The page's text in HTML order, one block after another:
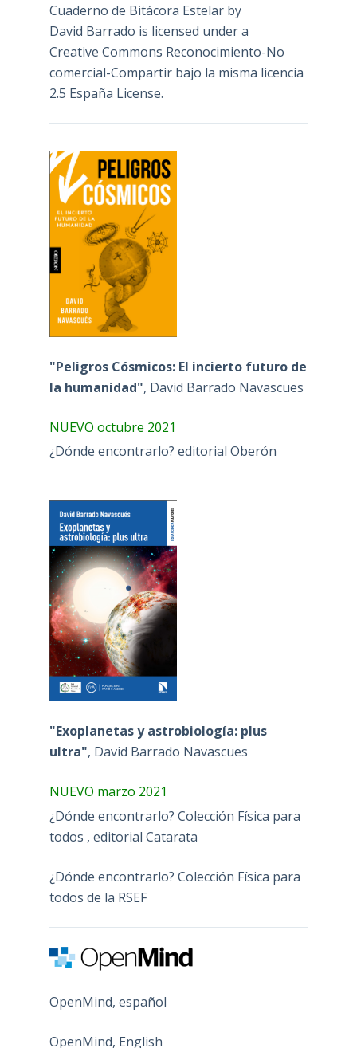
Cuaderno de Bitácora Estelarby
David Barrado is licensed under a
Creative Commons Reconocimiento-No
comercial-Compartir bajo la misma licencia
2.5 España License.
"Peligros Cósmicos: El incierto futuro de
la humanidad", David Barrado Navascues
NUEVO octubre 2021
¿Dónde encontrarlo? editorial Oberón
"Exoplanetas y astrobiología: plus
ultra", David Barrado Navascues
NUEVO marzo 2021
¿Dónde encontrarlo? Colección Física para
todos , editorial Catarata
¿Dónde encontrarlo? Colección Física para
todos de la RSEF
OpenMind, español
OpenMind, English